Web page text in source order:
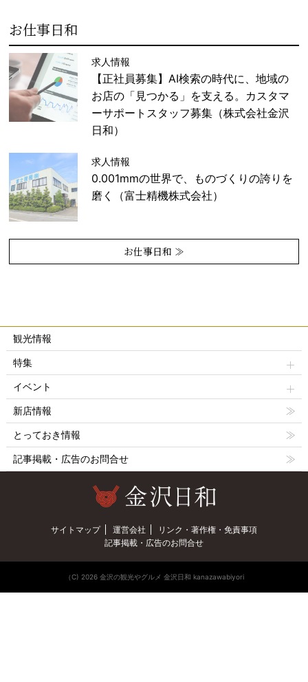
お仕事日和
求人情報
【正社員募集】AI検索の時代に、地域の
お店の「見つかる」を支える。カスタマ
ーサポートスタッフ募集（株式会社金沢
日和）
求人情報
0.001mmの世界で、ものづくりの誇りを
磨く（富士精機株式会社）
お仕事日和 ≫
観光情報
特集
イベント
新店情報
とっておき情報
記事掲載・広告のお問合せ
サイトマップ 運営会社
リンク・著作権・免責事項
記事掲載・広告のお問合せ
（C) 2026 金沢の観光やグルメ 金沢日和 kanazawabiyori